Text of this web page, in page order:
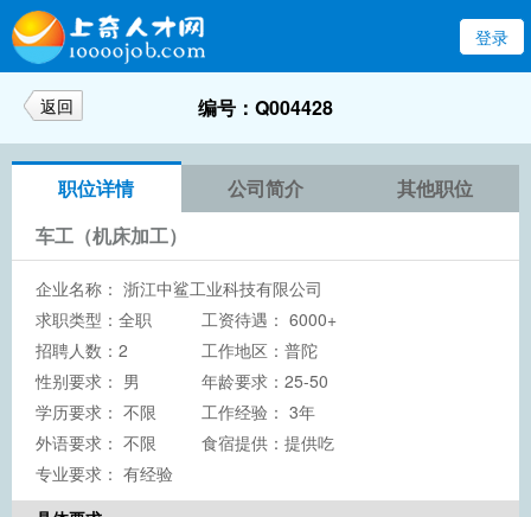
登录
返回 编号：Q004428
职位详情 公司简介
其他职位
车工（机床加工）
企业名称： 浙江中鲨工业科技有限公司
求职类型：全职
工资待遇： 6000+
招聘人数：2
工作地区：普陀
性别要求： 男
年龄要求：25-50
学历要求： 不限
工作经验： 3年
外语要求： 不限
食宿提供：提供吃
专业要求： 有经验